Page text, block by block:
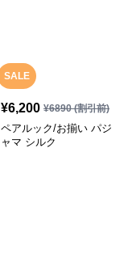
SALE
¥6,200 ¥6890(割引前)
ペアルック/お揃い パジ
ャマ シルク